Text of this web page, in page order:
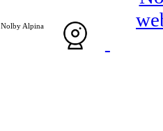
Nolby Alpina